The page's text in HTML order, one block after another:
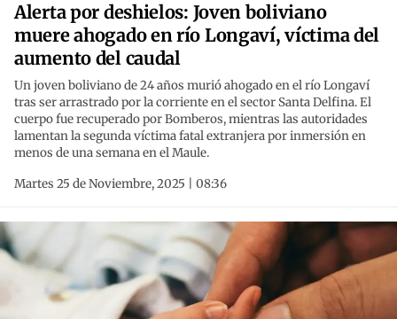
Alerta por deshielos: Joven boliviano
muere ahogado en río Longaví, víctima del
aumento del caudal
Un joven boliviano de 24 años murió ahogado en el río Longaví
tras ser arrastrado por la corriente en el sector Santa Delfina. El
cuerpo fue recuperado por Bomberos, mientras las autoridades
lamentan la segunda víctima fatal extranjera por inmersión en
menos de una semana en el Maule.
Martes 25 de Noviembre, 2025 | 08:36